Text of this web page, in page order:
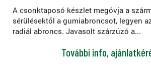
A csonktaposó készlet megóvja a
sérülésektől a gumiabroncsot, legyen
radiál abroncs. Javasolt szárzúzó a...
További info,